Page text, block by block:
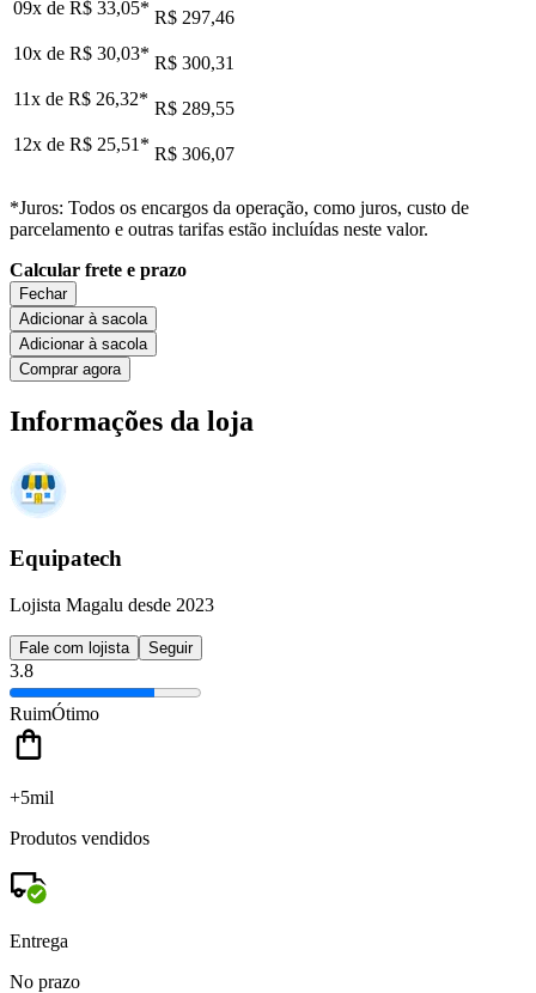
09x de R$ 33,05* R$ 297,46
10x de R$ 30,03* R$ 300,31
11x de R$ 26,32* R$ 289,55
12x de R$ 25,51 * R$ 306,07
*Juros: Todos os encargos da operação, como juros, custo de
parcelamento e outras tarifas estão incluídas neste valor.
Calcular frete e prazo
Fechar
Adicionar à sacola
Adicionar à sacola
Comprar agora
Informações da loja
Equipatech
Lojista Magalu desde 2023
Fale com lojista Seguir
3.8
RuimÓtimo
+5mil
Produtos vendidos
Entrega
No prazo